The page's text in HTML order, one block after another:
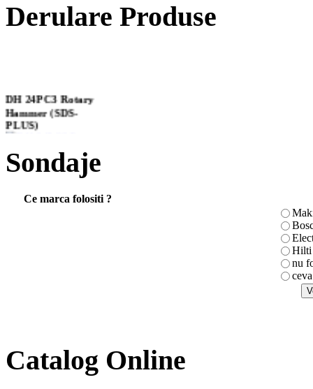
Derulare Produse
DH 24PC3 Rotary
Hammer (SDS-
PLUS)
DIN125
SURUBELNITA
DREAPTA TOPEX
Sondaje
Ce marca folositi ?
Hilti
nu
Catalog Online